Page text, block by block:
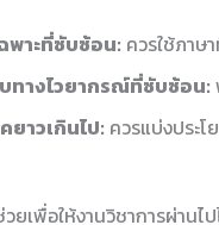
พาะที่ซับซ้อน: ควรใช้ภาษ
ทางไวยากรณ์ที่ซับซ้อน:
ยาวเกินไป: ควรแบ่งประ
เพื่อให้งานวิชาการผ่านไ